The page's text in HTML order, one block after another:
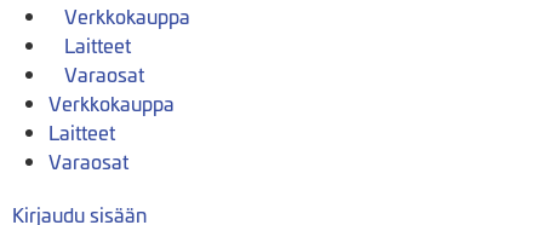
Verkkokauppa
Laitteet
Varaosat
Verkkokauppa
Laitteet
Varaosat
Kirjaudu sisään